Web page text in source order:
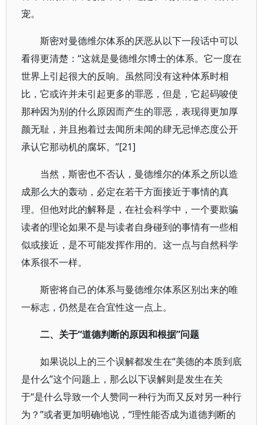
宠。
斯密对曼德维尔体系的厌恶从以下一段话中可以
看得更清楚：“这就是曼德维尔博士的体系。它一度在
世界上引起很大的反响。虽然同没有这种体系时相
比，它或许并未引起更多的罪恶，但是，它起码唆使
那种因为别的什么原因而产生的罪恶，表现得更加厚
颜无耻，并且抱着过去闻所未闻的肆无忌惮态度公开
承认它那动机的腐坏。”[21]
当然，斯密也不否认，曼德维尔的体系之所以造
成那么大的轰动，必定在若干方面接近于事情的真
理。但他对此的解释是，在社会科学中，一个要欺骗
读者的理论如果不是与读者自身碰到的事情有一些相
似或接近，是不可能发挥作用的。这一点与自然科学
体系很不一样。
斯密将自己的体系与曼德维尔体系区别出来的唯
一标志，仍然是在合宜性这一点上。
二、关于“道德判断的原因和根据”问题
如果说以上的三个误解都发生在“美德的本质到底
是什么”这个问题上，那么以下误解则是发生在关
于“是什么导致一个人赞同一种行为而又反对另一种行
为？”或者更加明确地说，“理性能否成为道德判断的